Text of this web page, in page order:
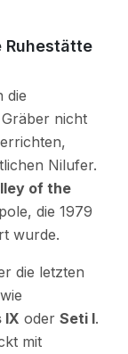
Ruhestätte
die
nicht
Nilufer.
of the
die 1979
wurde.
die letzten
IX oder Seti I.
mit